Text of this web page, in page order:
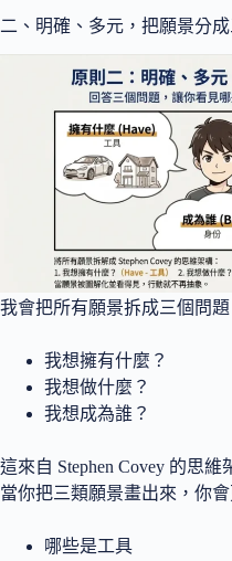
二、明確、多元，把願景分
我會把所有願景拆成三個問題
我想擁有什麼？
我想做什麼？
我想成為誰？
這來自 Stephen Covey 的思
當你把三類願景畫出來，你會
哪些是工具